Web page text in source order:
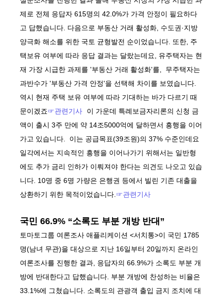
제로 전체 응답자 615명의 42.0%가 가격 안정이 필요하다
고 답했습니다. 다음으로 부동산 거래 활성화, 수도권·지방
양극화 해소를 위한 국토 균형발전 순이었습니다. 또한, 주
택보유 여부에 따라 응답 결과는 달랐는데요, 유주택자는 현
재 가장 시급한 과제를 '부동산 거래 활성화'를, 무주택자는
과반수가 '부동산 가격 안정'을 선택해 차이를 보였습니다.
역시 현재 주택 보유 여부에 따라 기대하는 바가 다르기 때
문이겠죠☞관련기사
이 가운데 특례보금자리론의 신청 금
액이 출시 3주 만에 약 14조5000억에 달하면서 흥행을 이어
가고 있습니다. 이는 공급목표(39조원)의 37% 수준인데요
일각에서는 지속적인 흥행을 이어나가기 위해서는 일반형
에도 추가 금리 인하가 이뤄져야 한다는 의견도 나오고 있습
니다. 10명 중 6명 가량은 은행권 등에서 빌린 기존 대출을
상환하기 위한 목적이었습니다. ☞관련기사
국민 66.9% “소록도 부분 개방 반대”
토마토그룹 여론조사 애플리케이션 <서치통>이 국민 1785
명(남녀 무관)을 대상으로 지난 16일부터 20일까지 온라인
여론조사를 진행한 결과, 응답자의 66.9%가 소록도 부분 개
방에 반대한다고 답했습니다. 부분 개방에 찬성하는 비율은
33.1%에 그쳤습니다. 소록도의 관광객 출입 금지 조치에 대